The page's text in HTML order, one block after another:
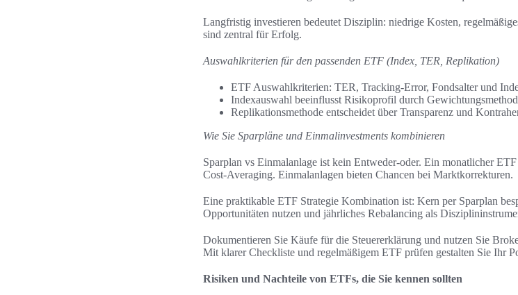
Langfristig investieren bedeutet Disziplin: niedrige Kosten,
sind zentral für Erfolg.
Auswahlkriterien für den passenden ETF (Index, TER, Replikation)
ETF Auswahlkriterien: TER, Tracking‑Error, Fondsalter und
Indexauswahl beeinflusst Risikoprofil durch
Replikationsmethode entscheidet über Transparenz und
Wie Sie Sparpläne und Einmalinvestments kombinieren
Sparplan vs Einmalanlage ist kein Entweder‑oder. Ein monatlicher
Cost‑Averaging. Einmalanlagen bieten Chancen bei Marktkorrekturen.
Eine praktikable ETF Strategie Kombination ist: Kern per Sparplan
Opportunitäten nutzen und jährliches Rebalancing als
Dokumentieren Sie Käufe für die Steuererklärung und nutzen Sie
Mit klarer Checkliste und regelmäßigem ETF prüfen gestalten Sie Ihr
Risiken und Nachteile von ETFs, die Sie kennen sollten